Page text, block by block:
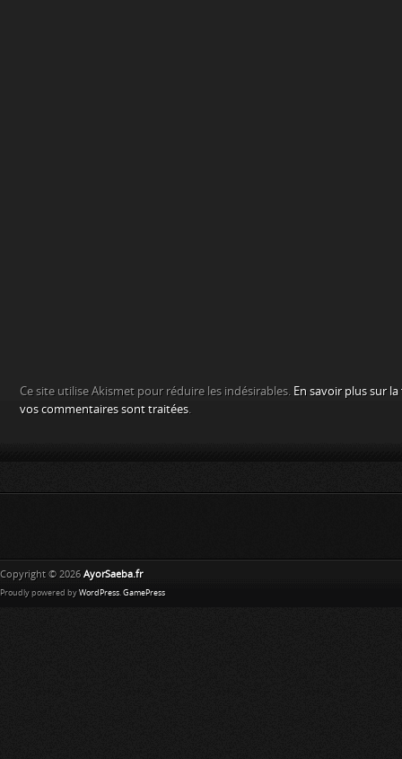
Ce site utilise Akismet pour réduire les indésirables. En savoir plus sur
vos commentaires sont traitées.
Copyright © 2026 AyorSaeba.fr
Proudly powered by WordPress. GamePress